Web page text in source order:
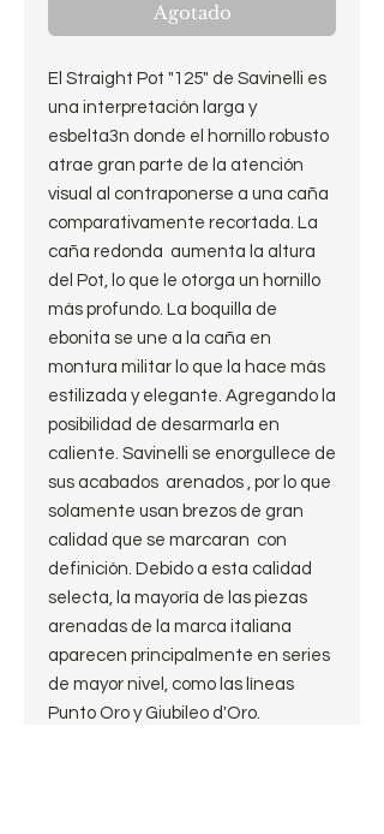
Agotado
El Straight Pot "125" de Savinelli es
una interpretación larga y
esbelta3n donde el hornillo robusto
atrae gran parte de la atención
visual al contraponerse a una caña
comparativamente recortada. La
caña redonda aumenta la altura
del Pot, lo que le otorga un hornillo
más profundo. La boquilla de
ebonita se une a la caña en
montura militar lo que la hace más
estilizada y elegante. Agregando la
posibilidad de desarmarla en
caliente. Savinelli se enorgullece de
sus acabados arenados , por lo que
solamente usan brezos de gran
calidad que se marcaran con
definición. Debido a esta calidad
selecta, la mayoría de las piezas
arenadas de la marca italiana
aparecen principalmente en series
de mayor nivel, como las líneas
Punto Oro y Giubileo d'Oro.